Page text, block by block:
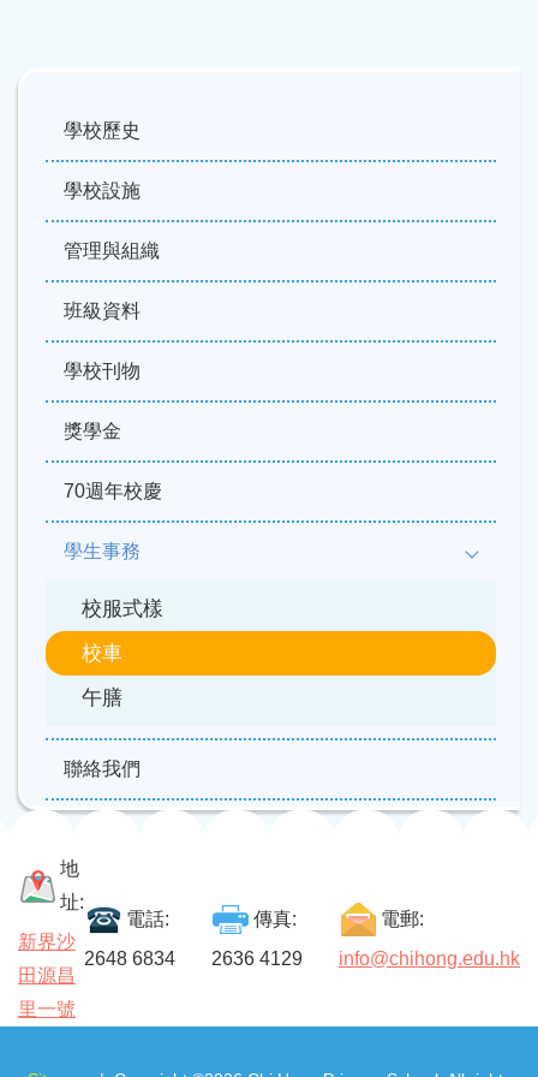
Main
navigation
學校歷史
學校設施
管理與組織
班級資料
學校刊物
獎學金
70週年校慶
學生事務
校服式樣
校車
午膳
聯絡我們
地
址:
新界沙
田源昌
里一號
電話:
2648 6834
傳真:
2636 4129
電郵:
info@chihong.edu.hk